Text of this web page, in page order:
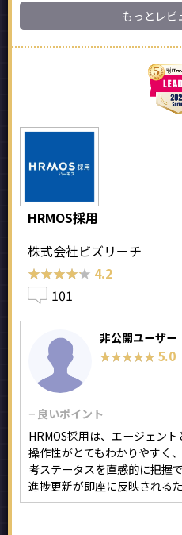
もっとレビ
HRMOS採用
株式会社ビズリーチ
★★★★★
★★★★★ 4.2
101
非公開ユーザー
★★★★★
★★★★★ 5.0
− 良いポイント
HRMOS採用は、エージェン
操作性がとてもわかりやすく
考ステータスを直感的に把握
進捗更新が即座に反映される